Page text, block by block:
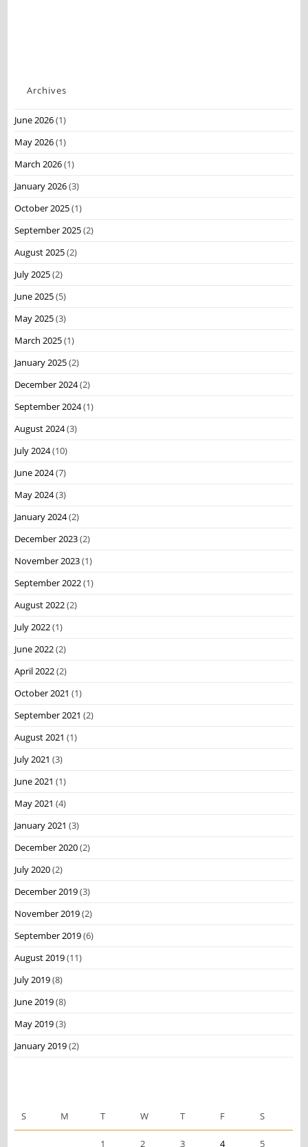
Archives
June 2026(1)
May 2026(1)
March 2026(1)
January 2026(3)
October 2025(1)
September 2025(2)
August 2025(2)
July 2025(2)
June 2025(5)
May 2025(3)
March 2025(1)
January 2025(2)
December 2024(2)
September 2024(1)
August 2024(3)
July 2024(10)
June 2024(7)
May 2024(3)
January 2024(2)
December 2023(2)
November 2023(1)
September 2022(1)
August 2022(2)
July 2022(1)
June 2022(2)
April 2022(2)
October 2021 (1)
September 2021 (2)
August 2021 (1)
July 2021 (3)
June 2021 (1)
May 2021 (4)
January 2021 (3)
December 2020(2)
July 2020(2)
December 2019(3)
November 2019(2)
September 2019(6)
August 2019(11)
July 2019(8)
June 2019(8)
May 2019(3)
January 2019(2)
S
M T W T F S
1 2 3 4 5